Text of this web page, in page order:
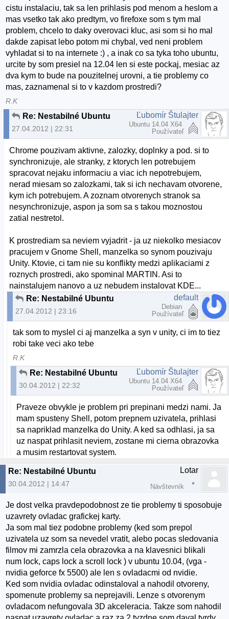
cistu instalaciu, tak sa len prihlasis pod menom a heslom a
mas vsetko tak ako predtym, vo firefoxe som s tym mal
problem, chcelo to daky overovaci kluc, asi som si ho mal
dakde zapisat lebo potom mi chybal, ved neni problem
vyhladat si to na internete :) , a inak co sa tyka toho ubuntu,
urcite by som presiel na 12.04 len si este pockaj, mesiac az
dva kym to bude na pouzitelnej urovni, a tie problemy co
mas, zaznamenal si to v kazdom prostredi?
R.K
Re: Nestabilné Ubuntu
27.04.2012 | 22:31
Ľubomír Štulajter
Ubuntu 14.04 X64
Používateľ
Chrome pouzivam aktivne, zalozky, doplnky a pod. si to
synchronizuje, ale stranky, z ktorych len potrebujem
spracovat nejaku informaciu a viac ich nepotrebujem,
nerad miesam so zalozkami, tak si ich nechavam otvorene,
kym ich potrebujem. A zoznam otvorenych stranok sa
nesynchronizuje, aspon ja som sa s takou moznostou
zatial nestretol.
K prostrediam sa neviem vyjadrit - ja uz niekolko mesiacov
pracujem v Gnome Shell, manzelka so synom pouzivaju
Unity. Ktovie, ci tam nie su konflikty medzi aplikaciami z
roznych prostredi, ako spominal MARTIN. Asi to
nainstalujem nanovo a uz nebudem instalovat KDE...
Re: Nestabilné Ubuntu
27.04.2012 | 23:16
default
Debian
Používateľ
tak som to myslel ci aj manzelka a syn v unity, ci im to tiez
robi take veci ako tebe
R.K
Re: Nestabilné Ubuntu
30.04.2012 | 22:32
Ľubomír Štulajter
Ubuntu 14.04 X64
Používateľ
Praveze obvykle je problem pri prepinani medzi nami. Ja
mam spusteny Shell, potom prepnem uzivatela, prihlasi
sa napriklad manzelka do Unity. A ked sa odhlasi, ja sa
uz naspat prihlasit neviem, zostane mi cierna obrazovka
a musim restartovat system.
Re: Nestabilné Ubuntu
30.04.2012 | 14:47
Lotar
Návštevník
Je dost velka pravdepodobnost ze tie problemy ti sposobuje
uzavrety ovladac grafickej karty.
Ja som mal tiez podobne problemy (ked som prepol
uzivatela uz som sa nevedel vratit, alebo pocas sledovania
filmov mi zamrzla cela obrazovka a na klavesnici blikali
num lock, caps lock a scroll lock ) v ubuntu 10.04, (vga -
nvidia geforce fx 5500) ale len s ovladacmi od nvidie.
Ked som nvidia ovladac odinstaloval a nahodil otvoreny,
spomenute problemy sa neprejavili. Lenze s otvorenym
ovladacom nefungovala 3D akceleracia. Takze som nahodil